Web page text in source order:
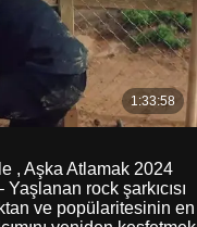
, Aşka Atlamak 2024
rock şarkıcısı
ve popülaritesinin en